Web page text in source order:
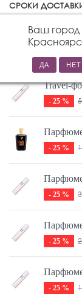
СРОКИ
Ваш
Travel-
- 25 %
- 25 %
- 25 %
- 25 %
- 25 %